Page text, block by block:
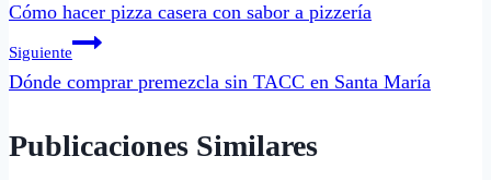
de
entradas
Cómo hacer pizza casera con sabor a pizzería
Siguiente
Dónde comprar premezcla sin TACC en Santa María
Publicaciones Similares